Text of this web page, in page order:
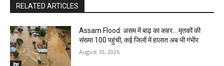
RELATED ARTICLES
देश
Assam Flood: असम में बाढ़ का कहर… मृतकों की
संख्या 100 पहुंची, कई जिलों में हालात अब भी गंभीर
August 10, 2026